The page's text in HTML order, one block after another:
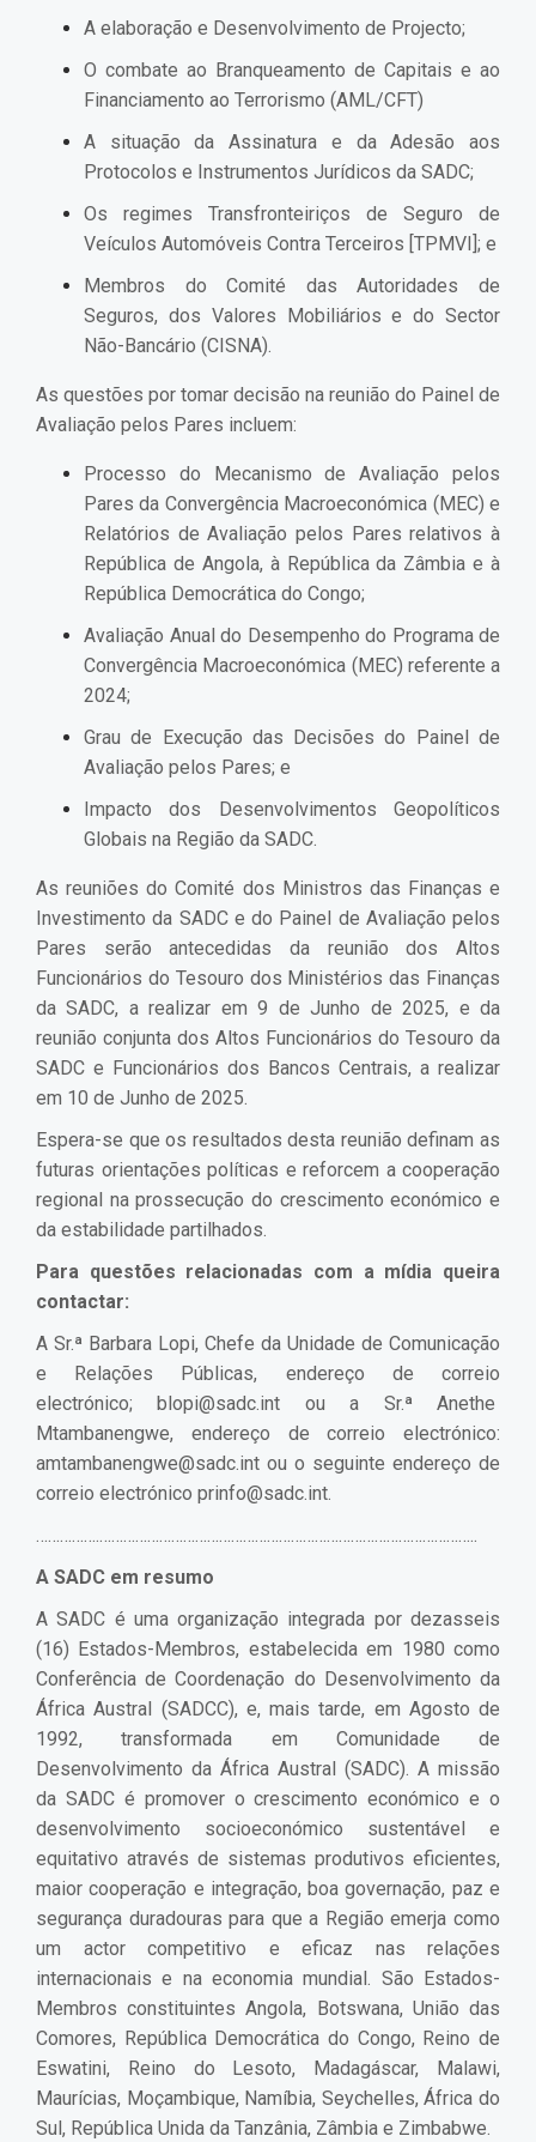
A elaboração e Desenvolvimento de Projecto;
O combate ao Branqueamento de Capitais e ao
Financiamento ao Terrorismo (AML/CFT)
A situação da Assinatura e da Adesão aos
Protocolos e Instrumentos Jurídicos da SADC;
Os regimes Transfronteiriços de Seguro de
Veículos Automóveis Contra Terceiros [TPMVI]; e
Membros do Comité das Autoridades de
Seguros, dos Valores Mobiliários e do Sector
Não-Bancário (CISNA).
As questões por tomar decisão na reunião do Painel de
Avaliação pelos Pares incluem:
Processo do Mecanismo de Avaliação pelos
Pares da Convergência Macroeconómica (MEC) e
Relatórios de Avaliação pelos Pares relativos à
República de Angola, à República da Zâmbia e à
República Democrática do Congo;
Avaliação Anual do Desempenho do Programa de
Convergência Macroeconómica (MEC) referente a
2024;
Grau de Execução das Decisões do Painel de
Avaliação pelos Pares; e
Impacto dos Desenvolvimentos Geopolíticos
Globais na Região da SADC.
As reuniões do Comité dos Ministros das Finanças e
Investimento da SADC e do Painel de Avaliação pelos
Pares serão antecedidas da reunião dos Altos
Funcionários do Tesouro dos Ministérios das Finanças
da SADC, a realizar em 9 de Junho de 2025, e da
reunião conjunta dos Altos Funcionários do Tesouro da
SADC e Funcionários dos Bancos Centrais, a realizar
em 10 de Junho de 2025.
Espera-se que os resultados desta reunião definam as
futuras orientações políticas e reforcem a cooperação
regional na prossecução do crescimento económico e
da estabilidade partilhados.
Para questões relacionadas com a mídia queira
contactar:
A Sr.ª Barbara Lopi, Chefe da Unidade de Comunicação
e Relações Públicas, endereço de correio
electrónico; blopi@sadc.int ou a Sr.ª Anethe
Mtambanengwe, endereço de correio electrónico:
amtambanengwe@sadc.int ou o seguinte endereço de
correio electrónico prinfo@sadc.int.
…………….…………………………………………………………………………………..
A SADC em resumo
A SADC é uma organização integrada por dezasseis
(16) Estados-Membros, estabelecida em 1980 como
Conferência de Coordenação do Desenvolvimento da
África Austral (SADCC), e, mais tarde, em Agosto de
1992, transformada em Comunidade de
Desenvolvimento da África Austral (SADC). A missão
da SADC é promover o crescimento económico e o
desenvolvimento socioeconómico sustentável e
equitativo através de sistemas produtivos eficientes,
maior cooperação e integração, boa governação, paz e
segurança duradouras para que a Região emerja como
um actor competitivo e eficaz nas relações
internacionais e na economia mundial. São Estados-
Membros constituintes Angola, Botswana, União das
Comores, República Democrática do Congo, Reino de
Eswatini, Reino do Lesoto, Madagáscar, Malawi,
Maurícias, Moçambique, Namíbia, Seychelles, África do
Sul, República Unida da Tanzânia, Zâmbia e Zimbabwe.